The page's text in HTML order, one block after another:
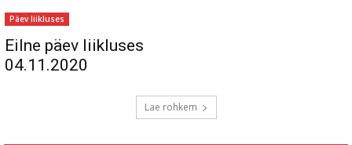
Päev liikluses
Eilne päev liikluses
04.11.2020
Lae rohkem